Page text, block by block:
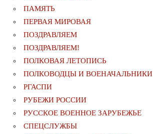
ПАМЯТЬ
ПЕРВАЯ МИРОВАЯ
ПОЗДРАВЛЯЕМ
ПОЗДРАВЛЯЕМ!
ПОЛКОВАЯ ЛЕТОПИСЬ
ПОЛКОВОДЦЫ И ВОЕНАЧАЛЬНИКИ
РГАСПИ
РУБЕЖИ РОССИИ
РУССКОЕ ВОЕННОЕ ЗАРУБЕЖЬЕ
СПЕЦСЛУЖБЫ